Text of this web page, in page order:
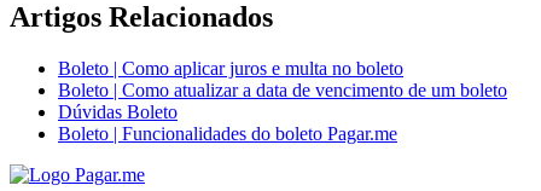
Artigos Relacionados
Boleto | Como aplicar juros e multa no boleto
Boleto | Como atualizar a data de vencimento de um boleto
Dúvidas Boleto
Boleto | Funcionalidades do boleto Pagar.me